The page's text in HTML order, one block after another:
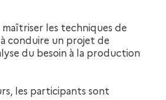
conduire un projet de
du besoin à la production
les participants sont